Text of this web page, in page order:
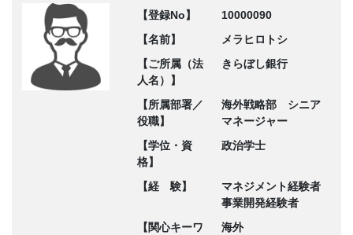
【登録No】
10000090
【名前】
メラヒロトシ
【ご所属（法
人名）】
きらぼし銀行
【所属部署／
役職】
海外戦略部 シニア
マネージャー
【学位・資
格】
政治学士
【経 験】
マネジメント経験者
事業開発経験者
【関心キーワ
海外